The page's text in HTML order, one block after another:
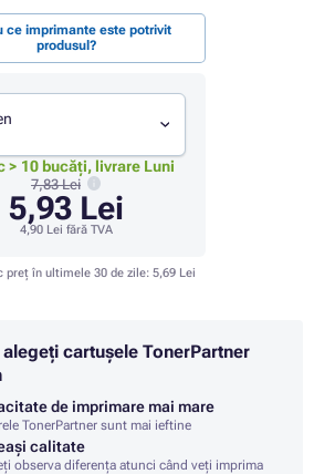
ce imprimante este potrivit
produsul?
> 10 bucăți, livrare Luni
7,83 Lei
5,93 Lei
4,90 Lei fără TVA
preț în ultimele 30 de zile: 5,69 Lei
alegeți cartușele TonerPartner
de imprimare mai mare
TonerPartner sunt mai ieftine
calitate
observa diferența atunci când veți imprima